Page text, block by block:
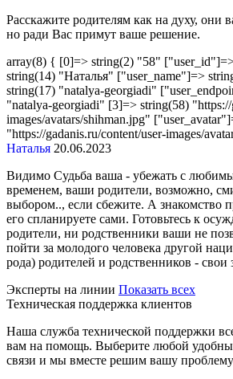
Расскажите родителям как на духу, они
но ради Вас примут ваше решение.
array(8) { [0]=> string(2) "58"
string(14) "Наталья" ["user_name"]=>
string(17) "natalya-georgiadi"
"natalya-georgiadi" [3]=> string(58) "https://
images/avatars/shihman.jpg"
"https://gadanis.ru/content/user-images/
Наталья 20.06.2023
Видимо Судьба ваша - убежать с
временем, ваши родители, возможно,
выбором.., если сбежите. А знакомство
его спланируете сами. Готовьтесь к
родители, ни родственники ваши не
пойти за молодого человека другой
рода) родителей и родственников - свои
Эксперты на линии Показать всех
Техническая поддержка клиентов
Наша служба технической поддержки
вам на помощь. Выберите любой
связи и мы вместе решим вашу проблему